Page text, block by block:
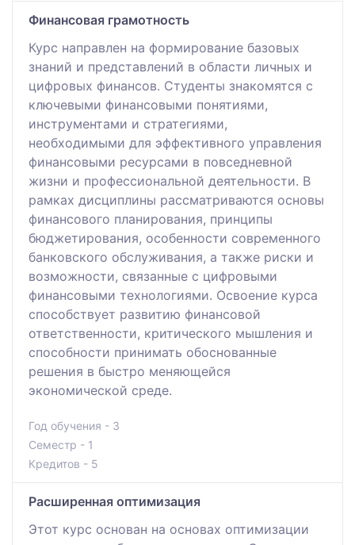
Финансовая грамотность
Курс направлен на формирование базовых
знаний и представлений в области личных и
цифровых финансов. Студенты знакомятся с
ключевыми финансовыми понятиями,
инструментами и стратегиями,
необходимыми для эффективного управления
финансовыми ресурсами в повседневной
жизни и профессиональной деятельности. В
рамках дисциплины рассматриваются основы
финансового планирования, принципы
бюджетирования, особенности современного
банковского обслуживания, а также риски и
возможности, связанные с цифровыми
финансовыми технологиями. Освоение курса
способствует развитию финансовой
ответственности, критического мышления и
способности принимать обоснованные
решения в быстро меняющейся
экономической среде.
Год обучения - 3
Семестр - 1
Кредитов - 5
Расширенная оптимизация
Этот курс основан на основах оптимизации